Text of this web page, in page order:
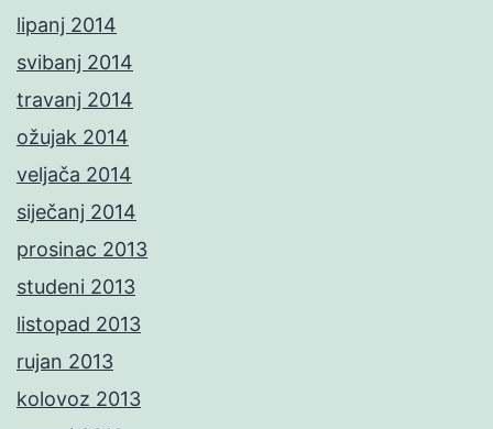
lipanj 2014
svibanj 2014
travanj 2014
ožujak 2014
veljača 2014
siječanj 2014
prosinac 2013
studeni 2013
listopad 2013
rujan 2013
kolovoz 2013